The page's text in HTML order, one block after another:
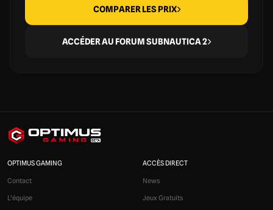
COMPARER LES PRIX
ACCÉDER AU FORUM SUBNAUTICA 2
OPTIMUS GAMING
Contact
L'équipe
ACCÈS DIRECT
News
Jeux Gratuits